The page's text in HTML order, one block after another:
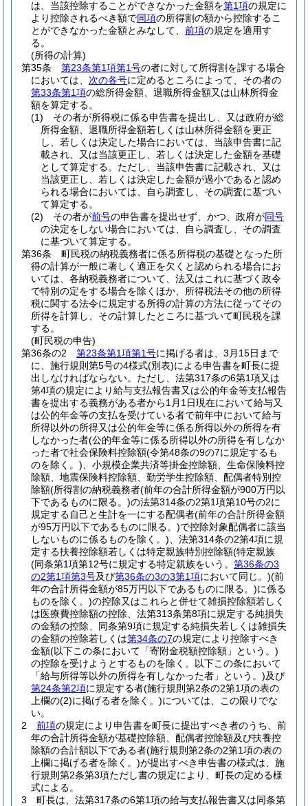
は、当該控除することができなかった金額を第1項の規定に
より控除されるべき額で同項の所得割の額から控除するこ
とができなかった金額とみなして、 前項の規定を適用す
る。
(所得の計算)
第35条
第23条第1項第1号の者に対して所得割を課する場合
においては、 次の各号に定めるところによって、その者の
第33条第1項の総所得金額、退職所得金額又は山林所得金
額を算定する。
(1)
その者が所得税に係る申告書を提出し、又は政府が総
所得金額、退職所得金額若しくは山林所得金額を更正
し、若しくは決定した場合においては、当該申告書に記
載され、又は当該更正し、若しくは決定した金額を基礎
として算定する。 ただし、当該申告書に記載され、又は
当該更正し、若しくは決定した金額が過小であると認め
られる場合においては、自ら調査し、その調査に基づい
て算定する。
(2)
その者が前号の申告書を提出せず、かつ、政府が同号
の決定をしない場合においては、自ら調査し、その調査
に基づいて算定する。
第36条
町民税の納税義務者に係る所得税の基礎となった所
得の計算が一般に著しく適正を欠くと認められる場合にお
いては、各納税義務者について、法又はこれに基づく政令
で特別の定をする場合を除くほか、所得税法その他の所得
税に関する法令に規定する所得の計算の方法に従ってその
所得を計算し、その計算したところに基づいて町民税を課
する。
(町民税の申告)
第36条の2
第23条第1項第1号に掲げる者は、3月15日まで
に、施行規則第5号の4様式(別表)による申告書を町長に提
出しなければならない。 ただし、法第317条の6第1項又は
第4項の規定により給与支払報告書又は公的年金等支払報告
書を提出する義務がある者から1月1日現在において給与又
は公的年金等の支払を受けている者で前年中において給与
所得以外の所得又は公的年金等に係る所得以外の所得を有
しなかった者(公的年金等に係る所得以外の所得を有しなか
った者で社会保険料控除額(令第48条の9の7に規定するも
のを除く。) 、小規模企業共済等掛金控除額、生命保険料控
除額、地震保険料控除額、勤労学生控除額、配偶者特別控
除額(所得割の納税義務者(前年の合計所得金額が900万円以
下であるものに限る。)の法第314条の2第1項第10号の2に
規定する自己と生計を一にする配偶者(前年の合計所得金額
が95万円以下であるものに限る。)で控除対象配偶者に該当
しないものに係るものを除く。) 、法第314条の2第4項に規
定する扶養控除額若しくは特定親族特別控除額(特定親族
(同条第1項第12号に規定する特定親族をいう。 第36条の3
の2第1項第3号及び第36条の3の3第1項において同じ。)(前
年の合計所得金額が85万円以下であるものに限る。)に係る
ものを除く。)の控除又はこれらと併せて雑損控除額若しく
は医療費控除額の控除、法第313条第8項に規定する純損失
の金額の控除、同条第9項に規定する純損失若しくは雑損失
の金額の控除若しくは第34条の7の規定により控除すべき
金額(以下この条において「寄附金税額控除額」という。)
の控除を受けようとするものを除く。以下この条において
「給与所得等以外の所得を有しなかった者」という。)及び
第24条第2項に規定する者(施行規則第2条の2第1項の表の
上欄の(2)に掲げる者を除く。)については、この限りでな
い。
2
前項の規定により申告書を町長に提出すべき者のうち、前
年の合計所得金額が基礎控除額、配偶者控除額及び扶養控
除額の合計額以下である者(施行規則第2条の2第1項の表の
上欄に掲げる者を除く。)が提出すべき申告書の様式は、施
行規則第2条第3項ただし書の規定により、町長の定める様
式による。
3
町長は、法第317条の6第1項の給与支払報告書又は同条第